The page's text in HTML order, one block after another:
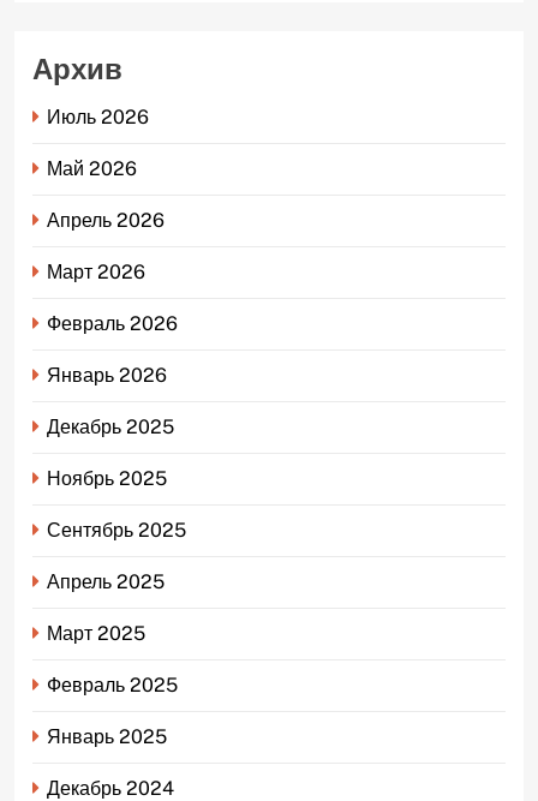
Архив
Июль 2026
Май 2026
Апрель 2026
Март 2026
Февраль 2026
Январь 2026
Декабрь 2025
Ноябрь 2025
Сентябрь 2025
Апрель 2025
Март 2025
Февраль 2025
Январь 2025
Декабрь 2024